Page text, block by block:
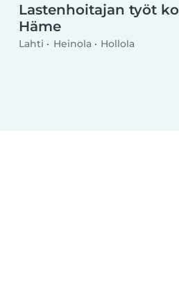
Lastenhoitajan työt
Häme
Lahti Heinola Hollola